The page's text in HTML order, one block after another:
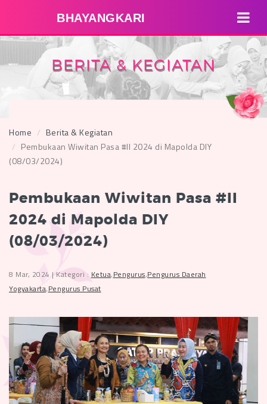
BHAYANGKARI
BERITA & KEGIATAN
Home
Berita & Kegiatan
Pembukaan Wiwitan Pasa #II 2024 di Mapolda DIY
(08/03/2024)
Pembukaan Wiwitan Pasa #II
2024 di Mapolda DIY
(08/03/2024)
8 Mar, 2024 | Kategori : Ketua,Pengurus,Pengurus Daerah
Yogyakarta,Pengurus Pusat